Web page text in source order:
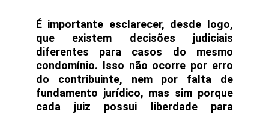
É importante esclarecer, desde logo,
que existem decisões judiciais
diferentes para casos do mesmo
condomínio. Isso não ocorre por erro
do contribuinte, nem por falta de
fundamento jurídico, mas sim porque
cada juiz possui liberdade para